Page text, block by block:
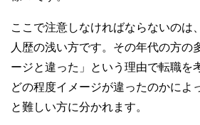
ここで注意しなければならないのは
人歴の浅い方です。その年代の方の
ージと違った」という理由で転職を
どの程度イメージが違ったのかによ
と難しい方に分かれます。